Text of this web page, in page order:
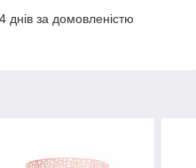
за домовленістю